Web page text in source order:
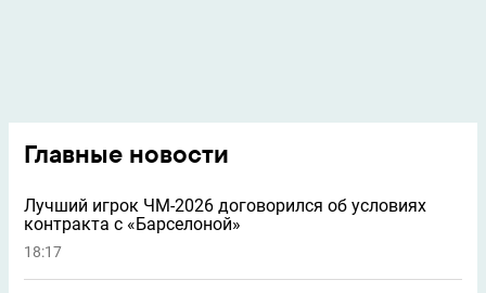
Главные новости
Лучший игрок ЧМ-2026 договорился об условиях
контракта с «Барселоной»
18:17